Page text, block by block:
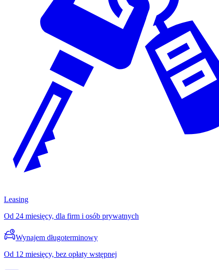
Leasing
Od 24 miesięcy, dla firm i osób prywatnych
Wynajem długoterminowy
Od 12 miesięcy, bez opłaty wstępnej